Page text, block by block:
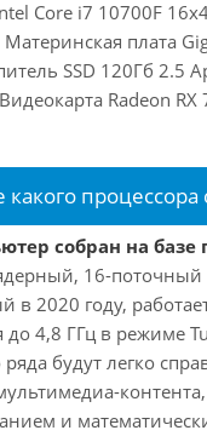
Core i7 10700F
Материнская плата
SSD 120Гб 2.5
Radeon
какого процессора
собран на базе
16-поточный
2020 году,
до 4,8 ГГц в режиме
будут легко
и